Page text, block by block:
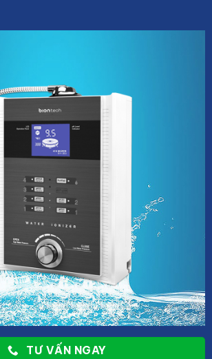
TƯ VẤN NGAY